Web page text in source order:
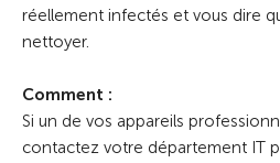
réellement infectés et vous dire
nettoyer.
Comment :
Si un de vos appareils
contactez votre département IT